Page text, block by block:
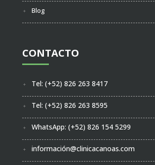
Blog
CONTACTO
Tel: (+52) 826 263 8417
Tel: (+52) 826 263 8595
WhatsApp: (+52) 826 154 5299
información@clinicacanoas.com